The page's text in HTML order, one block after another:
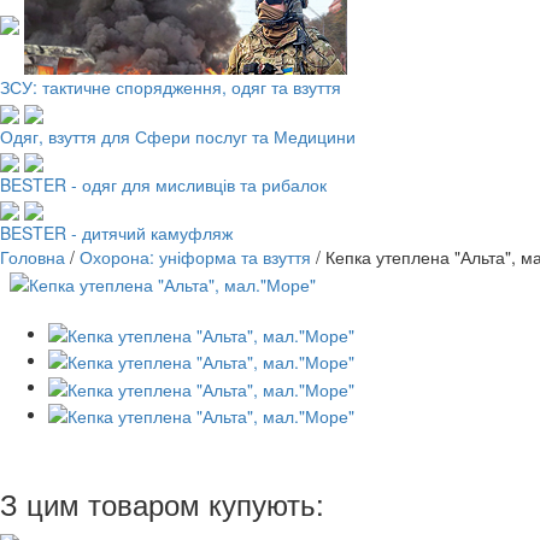
ЗСУ: тактичне спорядження, одяг та взуття
Одяг, взуття для Сфери послуг та Медицини
BESTER - одяг для мисливців та рибалок
BESTER - дитячий камуфляж
Головна / Охорона: уніформа та взуття / Кепка утеплена "Альта",
З цим товаром купують: